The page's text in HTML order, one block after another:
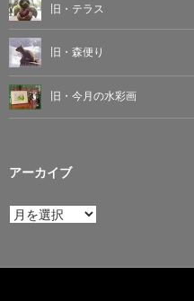
旧・テラス
旧・森便り
旧・今月の水彩画
アーカイブ
ア